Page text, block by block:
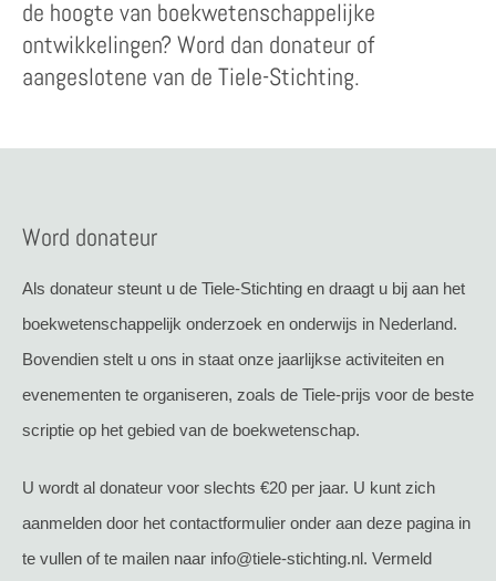
de hoogte van boekwetenschappelijke
ontwikkelingen? Word dan donateur of
aangeslotene van de Tiele-Stichting.
Word donateur
Als donateur steunt u de Tiele-Stichting en draagt u bij aan het
boekwetenschappelijk onderzoek en onderwijs in Nederland.
Bovendien stelt u ons in staat onze jaarlijkse activiteiten en
evenementen te organiseren, zoals de Tiele-prijs voor de beste
scriptie op het gebied van de boekwetenschap.
U wordt al donateur voor slechts €20 per jaar. U kunt zich
aanmelden door het contactformulier onder aan deze pagina in
te vullen of te mailen naar info@tiele-stichting.nl. Vermeld